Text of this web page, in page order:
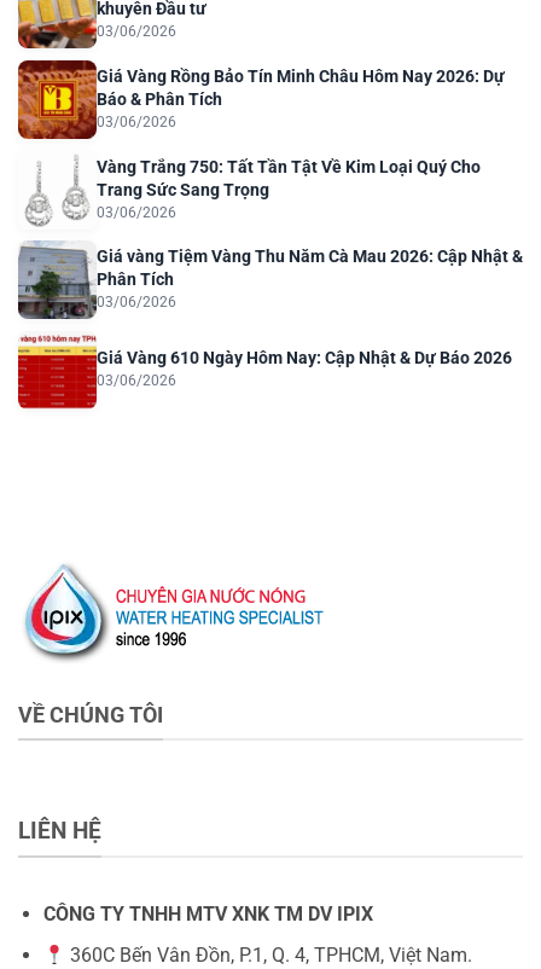
khuyên Đầu tư
03/06/2026
Giá Vàng Rồng Bảo Tín Minh Châu Hôm Nay 2026: Dự
Báo & Phân Tích
03/06/2026
Vàng Trắng 750: Tất Tần Tật Về Kim Loại Quý Cho
Trang Sức Sang Trọng
03/06/2026
Giá vàng Tiệm Vàng Thu Năm Cà Mau 2026: Cập Nhật &
Phân Tích
03/06/2026
Giá Vàng 610 Ngày Hôm Nay: Cập Nhật & Dự Báo 2026
03/06/2026
VỀ CHÚNG TÔI
LIÊN HỆ
CÔNG TY TNHH MTV XNK TM DV IPIX
360C Bến Vân Đồn, P.1, Q. 4, TPHCM, Việt Nam.